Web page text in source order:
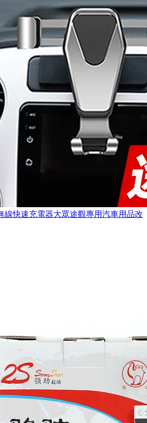
線快速充電器大眾途觀專用汽車用品改